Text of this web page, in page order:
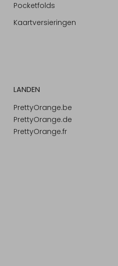
Pocketfolds
Kaartversieringen
LANDEN
PrettyOrange.be
PrettyOrange.de
PrettyOrange.fr